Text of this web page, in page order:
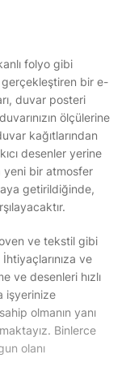
folyo gibi
gerçekleştiren bir e-
duvar posteri
ölçülerine
kağıtlarından
desenler yerine
yeni bir atmosfer
getirildiğinde,
ve tekstil gibi
ve
ve desenleri hızlı
işyerinize
olmanın yanı
Binlerce
olanı